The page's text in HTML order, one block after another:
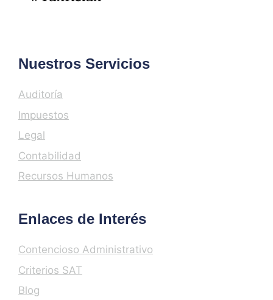
Nuestros Servicios
Auditoría
Impuestos
Legal
Contabilidad
Recursos Humanos
Enlaces de Interés
Contencioso Administrativo
Criterios SAT
Blog